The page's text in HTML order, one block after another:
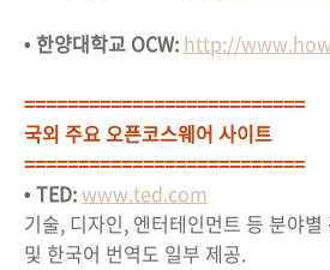
• 한양대학교 OCW: http://
==========================
국외 주요 오픈코스웨어 사이트
==========================
• TED:www.ted.com
기술, 디자인, 엔터테인먼트 등 분야
및 한국어 번역도 일부 제공.